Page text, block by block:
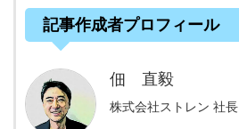
記事作成者プロフィール
佃 直毅
株式会社ストレン 社長